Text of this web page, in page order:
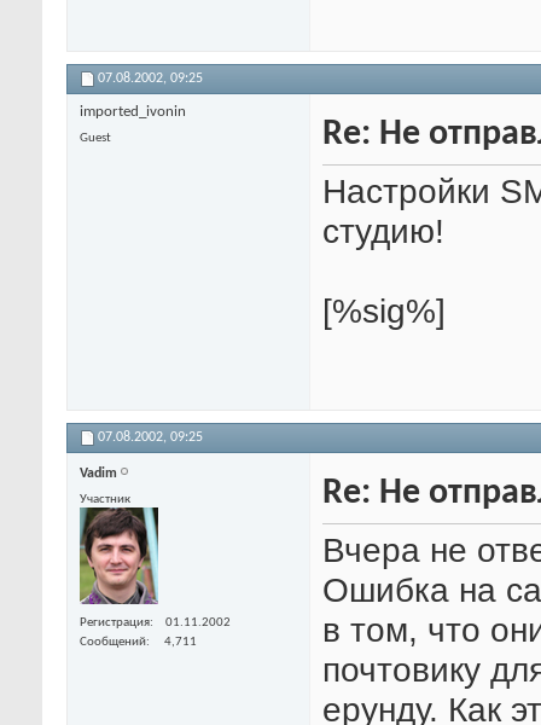
07.08.2002, 09:25
imported_ivonin
Guest Re: Не
Настройки
студию!
[%sig%]
07.08.2002, 09:25
Vadim
Участник
Регистрация
01.11.2002
Сообщений
4,711
Re: Не
Вчера не
Ошибка на
в том, что
почтовику
ерунду. Как